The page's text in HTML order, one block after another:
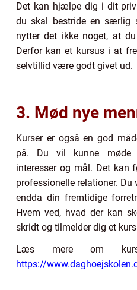
Det kan hjælpe dig i dit
du skal bestride en særlig
nytter det ikke noget, at
Derfor kan et kursus i at
selvtillid være godt givet ud.
3. Mød nye
Kurser er også en god
på. Du vil kunne møde
interesser og mål. Det kan
professionelle relationer. Du
endda din fremtidige
Hvem ved, hvad der kan
skridt og tilmelder dig et
Læs mere om
https://